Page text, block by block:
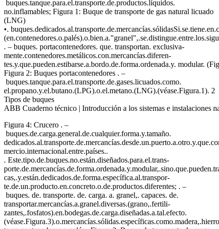
buques.tanque.para.el.transporte.de.productos.líquidos.
no.inflamables; Figura 1: Buque de transporte de gas natural licuado
(LNG)
•.
. – buques. portacontenedores. que. transportan. exclusiva-
mente.contenedores.metálicos.con.mercancías.diferen-
tes.y.que.pueden.estibarse.a.bordo.de.forma.ordenada.y. modular.
Figura 2: Buques portacontenedores . –
buques.tanque.para.el.transporte.de.gases.licuados.como.
el.propano.y.el.butano.(LPG).o.el.metano.(LNG).(véase.Figura.1). 2
Tipos de buques
ABB Cuaderno técnico | Introducción a los sistemas e instalaciones
Figura 4: Crucero . –
buques.de.carga.general.de.cualquier.forma.y.tamaño.
mercio.internacional.entre.países..
. Este.tipo.de.buques.no.están.diseñados.para.el.trans-
cas,.y.están.dedicados.de.forma.específica.al.transpor-
te.de.un.producto.en.concreto.o.de.productos.diferentes; . –
buques. de. transporte. de. carga. a. granel,. capaces. de.
transportar.mercancías.a.granel.diversas.(grano,.fertili-
zantes,.fosfatos).en.bodegas.de.carga.diseñadas.a.tal.efecto.